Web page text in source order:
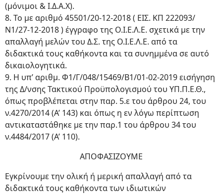
(μόνιμοι & Ι.Δ.Α.Χ).
8. Το με αριθμό 45501/20-12-2018 ( ΕΙΣ. ΚΠ 222093/
Ν1/27-12-2018 ) έγγραφο της Ο.Ι.Ε.Λ.Ε. σχετικά με την
απαλλαγή μελών του Δ.Σ. της Ο.Ι.Ε.Λ.Ε. από τα
διδακτικά τους καθήκοντα και τα συνημμένα σε αυτό
δικαιολογητικά.
9. Η υπ’ αριθμ. Φ1/Γ/048/15469/Β1/01-02-2019 εισήγηση
της Δ/νσης Τακτικού Προϋπολογισμού του ΥΠ.Π.Ε.Θ.,
όπως προβλέπεται στην παρ. 5.ε του άρθρου 24, του
ν.4270/2014 (Α’ 143) και όπως η εν λόγω περίπτωση
αντικαταστάθηκε με την παρ.1 του άρθρου 34 του
ν.4484/2017 (Α’ 110).
ΑΠΟΦΑΣΙΖΟΥΜΕ
Εγκρίνουμε την ολική ή μερική απαλλαγή από τα
διδακτικά τους καθήκοντα των ιδιωτικών